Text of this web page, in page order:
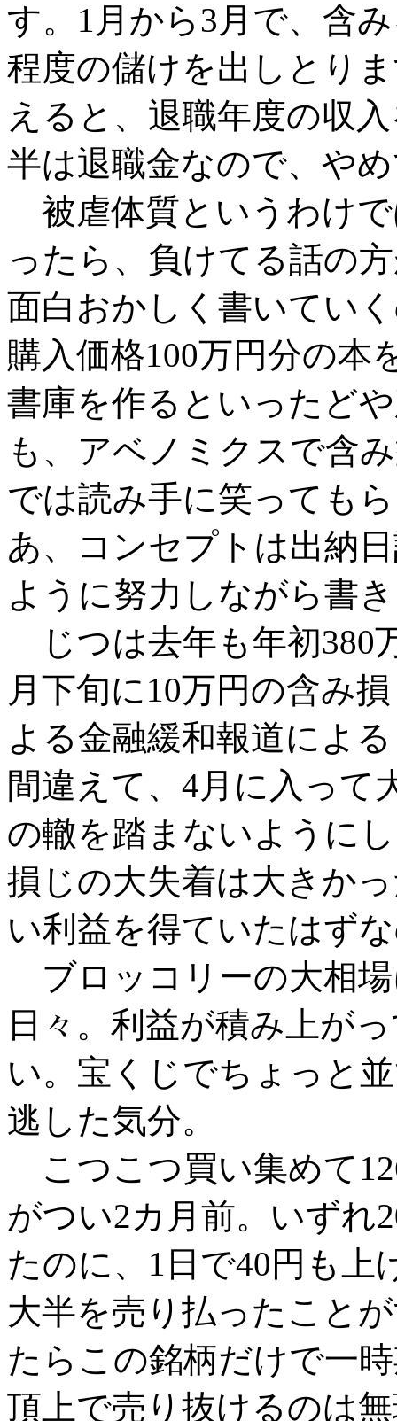
す。1月から3月で、含
程度の儲けを出しとり
えると、退職年度の収
半は退職金なので、や
被虐体質というわけ
ったら、負けてる話の
面白おかしく書いてい
購入価格100万円分の本
書庫を作るといったど
も、アベノミクスで含
では読み手に笑っても
あ、コンセプトは出納
ように努力しながら書
じつは去年も年初380
月下旬に10万円の含み
よる金融緩和報道によ
間違えて、4月に入って
の轍を踏まないように
損じの大失着は大きか
い利益を得ていたはず
ブロッコリーの大相
日々。利益が積み上が
い。宝くじでちょっと
逃した気分。
こつこつ買い集めて
がつい2カ月前。いずれ
たのに、1日で40円も上
大半を売り払ったこと
たらこの銘柄だけで一
頂上で売り抜けるのは